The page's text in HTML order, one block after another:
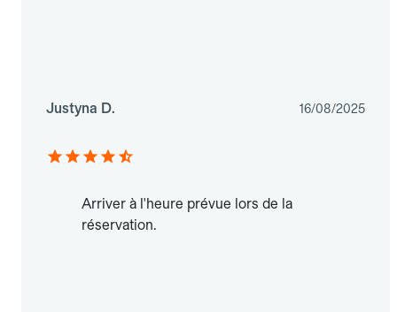
Justyna D. 16/08/2025
Arriver à l'heure prévue lors de la
réservation.